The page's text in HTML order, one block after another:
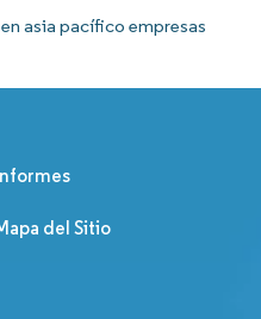
asia pacífico empresas
Informes
del Sitio